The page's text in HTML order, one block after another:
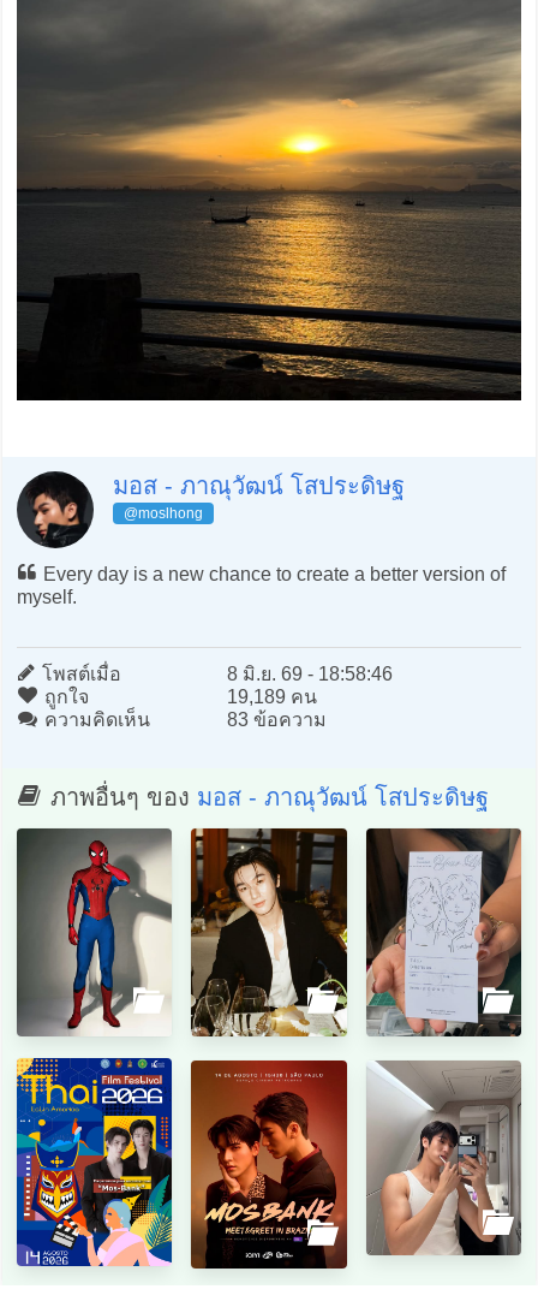
มอส - ภาณุวัฒน์ โสประดิษฐ
@moslhong
Every day is a new chance to create a better version of
myself.
โพสต์เมื่อ
8 มิ.ย. 69 - 18:58:46
ถูกใจ
19,189 คน
ความคิดเห็น
83 ข้อความ
ภาพอื่นๆ ของ มอส - ภาณุวัฒน์ โสประดิษฐ